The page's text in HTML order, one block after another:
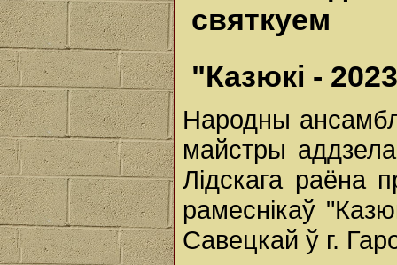
святкуем
"Казюкі -
Народны
майстры
Лідскага раёна
рамеснікаў
Савецкай ў г.